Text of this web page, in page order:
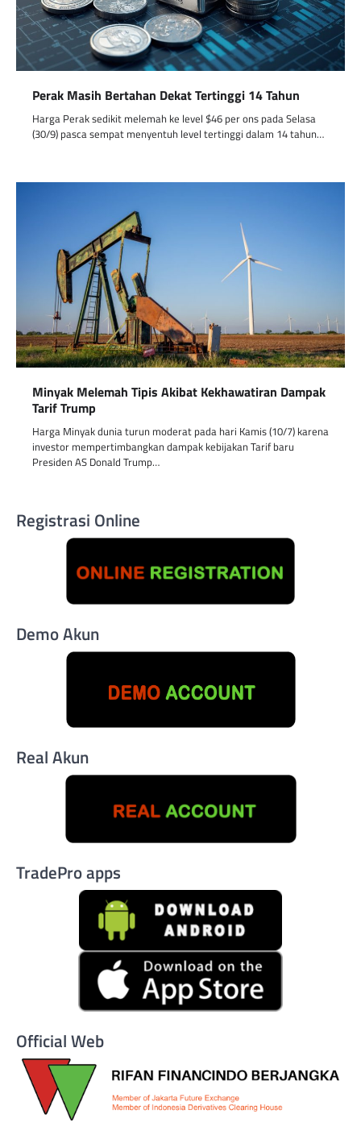
Perak Masih Bertahan Dekat Tertinggi 14 Tahun
Harga Perak sedikit melemah ke level $46 per ons pada Selasa
(30/9) pasca sempat menyentuh level tertinggi dalam 14 tahun…
Minyak Melemah Tipis Akibat Kekhawatiran Dampak
Tarif Trump
Harga Minyak dunia turun moderat pada hari Kamis (10/7) karena
investor mempertimbangkan dampak kebijakan Tarif baru
Presiden AS Donald Trump…
Registrasi Online
Demo Akun
Real Akun
TradePro apps
Official Web